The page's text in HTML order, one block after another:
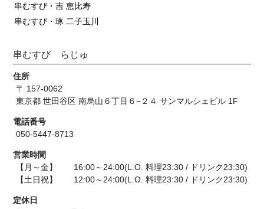
串むすび・吉 恵比寿
串むすび・琢 二子玉川
串むすび らじゅ
住所
〒 157-0062
東京都 世田谷区 南烏山６丁目６−２４ サンマルシェビル 1F
電話番号
050-5447-8713
営業時間
【月～金】 16:00～24:00(L.O. 料理23:30 / ドリンク23:30)
【土日祝】 12:00～24:00(L.O. 料理23:30 / ドリンク23:30)
定休日